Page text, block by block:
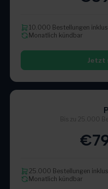
10.000 Bestellungen
Monatlich kündbar
Jetzt
Bis zu 25.000
25.000 Bestellungen
Monatlich kündbar